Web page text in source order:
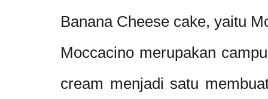
Banana Cheese cake, yaitu
Moccacino merupakan
cream menjadi satu